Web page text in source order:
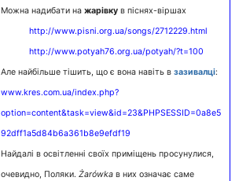
Можна надибати нажарівку в піснях-віршах
http://www.pisni.org.ua/songs/2712229.html
http://www.potyah76.org.ua/potyah/?t=100
Але найбільше тішить, що є вона навіть взазивалці:
www.kres.com.ua/index.php?
option=content&task=view&id=23&PHPSESSID=0a8e5
92dff1a5d84b6a361b8e9efdf19
Найдалі в освітленні своїх приміщень просунулися,
очевидно, Поляки.Żarówkaв них означає саме